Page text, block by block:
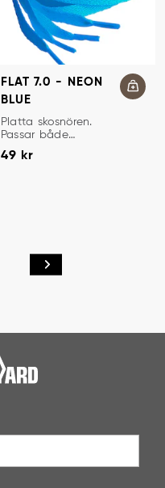
FLAT 7.0 - NEON
BLUE
SKOSNÖREN
Platta skosnören.
Passar både
sneakers och
sportskor.
Pris:
49 kr